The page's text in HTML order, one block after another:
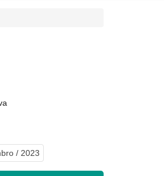
/ 2023